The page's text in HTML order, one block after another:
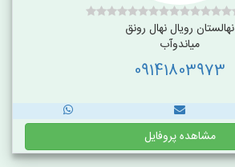
نهالستان رویال نهال رونق
میاندوآب
09141803973
مشاهده پروفایل